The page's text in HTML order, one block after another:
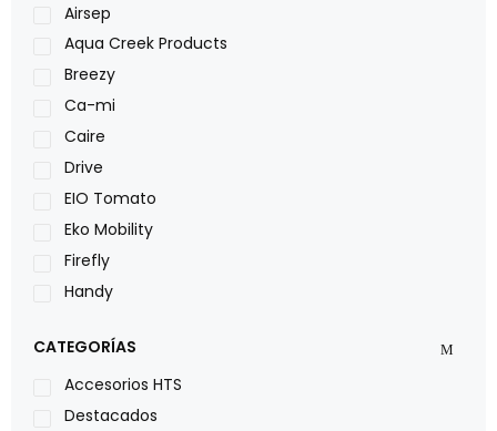
Airsep
Aqua Creek Products
Breezy
Ca-mi
Caire
Drive
EIO Tomato
Eko Mobility
Firefly
Handy
Leggero
Lumex
Medical Store
CATEGORÍAS
Accesorios HTS
Destacados